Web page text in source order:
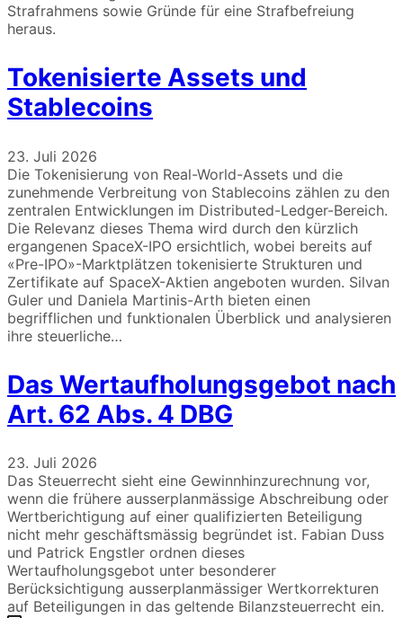
Strafrahmens sowie Gründe für eine Strafbefreiung
heraus.
Tokenisierte Assets und
Stablecoins
23. Juli 2026
Die Tokenisierung von Real-World-Assets und die
zunehmende Verbreitung von Stablecoins zählen zu den
zentralen Entwicklungen im Distributed-Ledger-Bereich.
Die Relevanz dieses Thema wird durch den kürzlich
ergangenen SpaceX-IPO ersichtlich, wobei bereits auf
«Pre-IPO»-Marktplätzen tokenisierte Strukturen und
Zertifikate auf SpaceX-Aktien angeboten wurden. Silvan
Guler und Daniela Martinis-Arth bieten einen
begrifflichen und funktionalen Überblick und analysieren
ihre steuerliche…
Das Wertaufholungsgebot nach
Art. 62 Abs. 4 DBG
23. Juli 2026
Das Steuerrecht sieht eine Gewinnhinzurechnung vor,
wenn die frühere ausserplanmässige Abschreibung oder
Wertberichtigung auf einer qualifizierten Beteiligung
nicht mehr geschäftsmässig begründet ist. Fabian Duss
und Patrick Engstler ordnen dieses
Wertaufholungsgebot unter besonderer
Berücksichtigung ausserplanmässiger Wertkorrekturen
auf Beteiligungen in das geltende Bilanzsteuerrecht ein.